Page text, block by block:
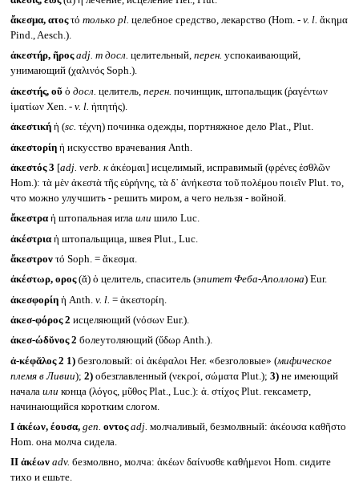
ἄκεσμα, ατοςτό только pl. целебное средство, лекарство (Hom. - v. l. ἄκημα
Pind., Aesch.).
ἀκεστήρ, ῆροςadj. m досл. целительный, перен. успокаивающий,
унимающий (χαλινός Soph.).
ἀκεστής, οῦὁ досл. целитель, перен. починщик, штопальщик (ῥαγέντων
ἱματίων Xen. - v. l. ἠπητής).
ἀκεστική ἡ (sc. τέχνη) починка одежды, портняжное дело Plat., Plut.
ἀκεστορίη ἡ искусство врачевания Anth.
ἀκεστός 3 [adj. verb. кἀκέομαι] исцелимый, исправимый (φρένες ἐσθλῶν
Hom.): τὰ μὲν ἀκεστὰ τῆς εὐρήνης, τὰ δ᾽ ἀνήκεστα τοῦ πολέμου ποιεῖν Plut. то,
что можно улучшить - решить миром, а чего нельзя - войной.
ἄκεστρα ἡ штопальная игла или шило Luc.
ἀκέστρια ἡ штопальщица, швея Plut., Luc.
ἄκεστρον τό Soph. = ἄκεσμα.
ἀκέστωρ, ορος(ᾰ) ὁ целитель, спаситель (эпитет Феба-Аполлона) Eur.
ἀκεσφορίη ἡ Anth. v. l. = ἀκεστορίη.
ἀκεσ-φόρος 2 исцеляющий (νόσων Eur.).
ἀκεσ-ώδῠνος 2 болеутоляющий (ὕδωρ Anth.).
ἀ-κέφᾰλος 2 1)безголовый: οἱ ἀκέφαλοι Her. «безголовые» (мифическое
племя в Ливии); 2)обезглавленный (νεκροί, σώματα Plut.); 3)не имеющий
начала или конца (λόγος, μῦθος Plat., Luc.): ἀ. στίχος Plut. гексаметр,
начинающийся коротким слогом.
I ἀκέων, έουσα, gen. οντος adj. молчаливый, безмолвный: ἀκέουσα καθῆστο
Hom. она молча сидела.
II ἀκέων adv. безмолвно, молча: ἀκέων δαίνυσθε καθήμενοι Hom. сидите
тихо и ешьте.